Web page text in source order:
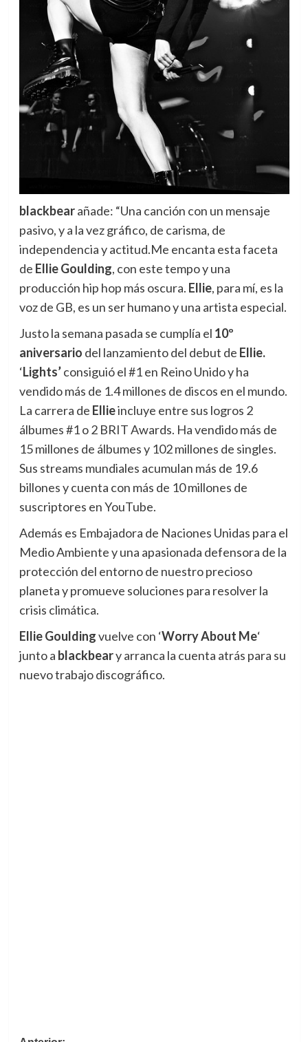
blackbearañade: “Una canción con un mensaje
pasivo, y a la vez gráfico, de carisma, de
independencia y actitud.Me encanta esta faceta
de Ellie Goulding, con este tempo y una
producción hip hop más oscura. Ellie, para mí, es la
voz de GB, es un ser humano y una artista especial.
Justo la semana pasada se cumplía el 10º
aniversario del lanzamiento del debut de Ellie.
‘Lights’consiguió el #1 en Reino Unido y ha
vendido más de 1.4 millones de discos en el mundo.
La carrera de Ellieincluye entre sus logros 2
álbumes #1 o 2 BRIT Awards. Ha vendido más de
15 millones de álbumes y 102 millones de singles.
Sus streams mundiales acumulan más de 19.6
billones y cuenta con más de 10 millones de
suscriptores en YouTube.
Además es Embajadora de Naciones Unidas para el
Medio Ambiente y una apasionada defensora de la
protección del entorno de nuestro precioso
planeta y promueve soluciones para resolver la
crisis climática.
Ellie Gouldingvuelve con ‘Worry About Me‘
junto a blackbeary arranca la cuenta atrás para su
nuevo trabajo discográfico.